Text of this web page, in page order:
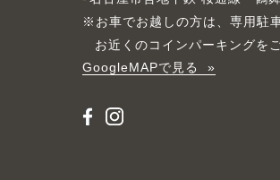
※お車でお越しの方は、専用駐
お近くのコインパーキングを
GoogleMAPで見る